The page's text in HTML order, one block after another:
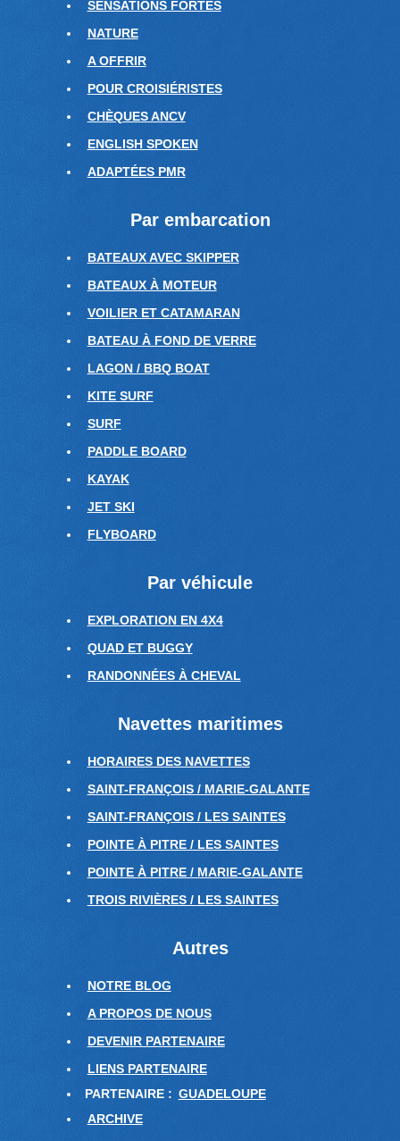
SENSATIONS FORTES
NATURE
A OFFRIR
POUR CROISIÉRISTES
CHÈQUES ANCV
ENGLISH SPOKEN
ADAPTÉES PMR
Par embarcation
BATEAUX AVEC SKIPPER
BATEAUX À MOTEUR
VOILIER ET CATAMARAN
BATEAU À FOND DE VERRE
LAGON / BBQ BOAT
KITE SURF
SURF
PADDLE BOARD
KAYAK
JET SKI
FLYBOARD
Par véhicule
EXPLORATION EN 4X4
QUAD ET BUGGY
RANDONNÉES À CHEVAL
Navettes maritimes
HORAIRES DES NAVETTES
SAINT-FRANÇOIS / MARIE-GALANTE
SAINT-FRANÇOIS / LES SAINTES
POINTE À PITRE / LES SAINTES
POINTE À PITRE / MARIE-GALANTE
TROIS RIVIÈRES / LES SAINTES
Autres
NOTRE BLOG
A PROPOS DE NOUS
DEVENIR PARTENAIRE
LIENS PARTENAIRE
PARTENAIRE : GUADELOUPE
ARCHIVE